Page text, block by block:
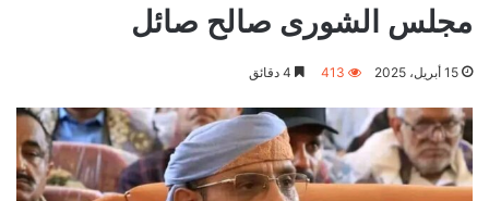
مجلس الشورى صالح صائل
15 أبريل، 2025 413